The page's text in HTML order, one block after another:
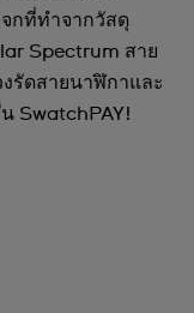
กที่ทำจากวัสดุ
Spectrum สาย
รัดสายนาฬิกาและ
SwatchPAY!